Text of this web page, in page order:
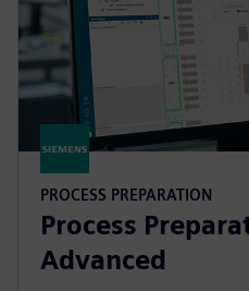
PROCESS PREPARATION
Process
Advanced